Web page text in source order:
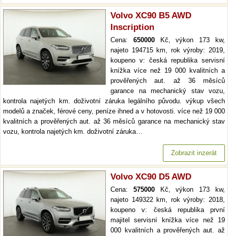
Volvo XC90 B5 AWD
Inscription
Cena: 650000Kč, výkon 173 kw,
najeto 194715 km, rok výroby: 2019,
koupeno v: česká republika servisní
knížka více než 19 000 kvalitních a
prověřených aut. až 36 měsíců
garance na mechanický stav vozu,
kontrola najetých km. doživotní záruka legálního původu. výkup všech
modelů a značek, férové ceny, peníze ihned a v hotovosti. více než 19 000
kvalitních a prověřených aut. až 36 měsíců garance na mechanický stav
vozu, kontrola najetých km. doživotní záruka…
Zobrazit inzerát
Volvo XC90 D5 AWD
Cena: 575000Kč, výkon 173 kw,
najeto 149322 km, rok výroby: 2018,
koupeno v: česká republika první
majitel servisní knížka více než 19
000 kvalitních a prověřených aut. až